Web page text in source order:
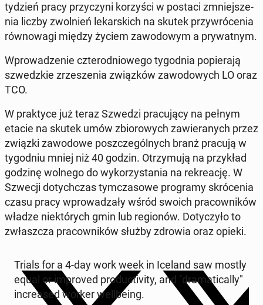
tydzień pracy przy­czy­ni ko­rzy­ści w postaci zmniej­sze­
nia liczby zwol­nień le­kar­skich na skutek przy­wró­ce­nia
rów­no­wa­gi między życiem za­wo­do­wym a pry­wat­nym.
Wpro­wa­dze­nie czte­ro­dnio­we­go ty­go­dnia po­pie­ra­ją
szwedz­kie zrze­sze­nia związ­ków za­wo­do­wych LO oraz
TCO.
W prak­ty­ce już teraz Szwedzi pra­cu­ją­cy na pełnym
etacie na skutek umów zbio­ro­wych za­wie­ra­nych przez
związki za­wo­do­we po­szcze­gól­nych branż pracują w
ty­go­dniu mniej niż 40 godzin. Otrzy­mu­ją na przy­kład
godzinę wolnego do wy­ko­rzy­sta­nia na re­kre­ację. W
Szwecji do­tych­czas tym­cza­so­we pro­gra­my skró­ce­nia
czasu pracy wpro­wa­dza­ły wśród swoich pra­cow­ni­ków
władze nie­któ­rych gmin lub re­gio­nów. Do­ty­czy­ło to
zwłasz­cza pra­cow­ni­ków służby zdrowia oraz opieki.
Trials for a 4-day work week in Iceland saw mostly
equal or im­pro­ved pro­duc­ti­vi­ty, and "dra­ma­ti­cal­ly"
in­cre­ased worker wel­l­be­ing.